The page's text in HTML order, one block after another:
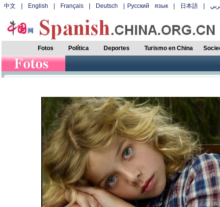
中文 English Français Deutsch Русский язык 日本語
Fotos Política Deportes Turismo en China